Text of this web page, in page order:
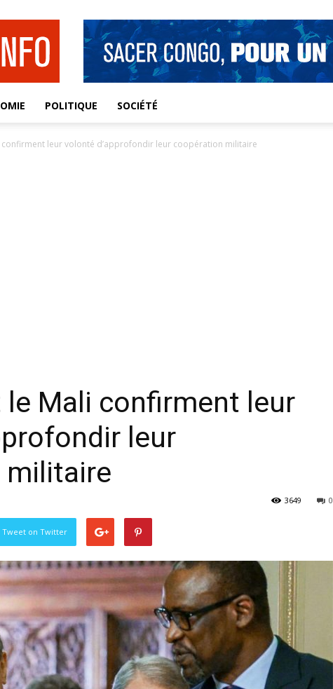
POLITIQUE SOCIÉTÉ
confirment leur volonté d’approfondir leur coopération militaire
le Mali confirment leur
leur
militaire
0
3649
Tweet on Twitter